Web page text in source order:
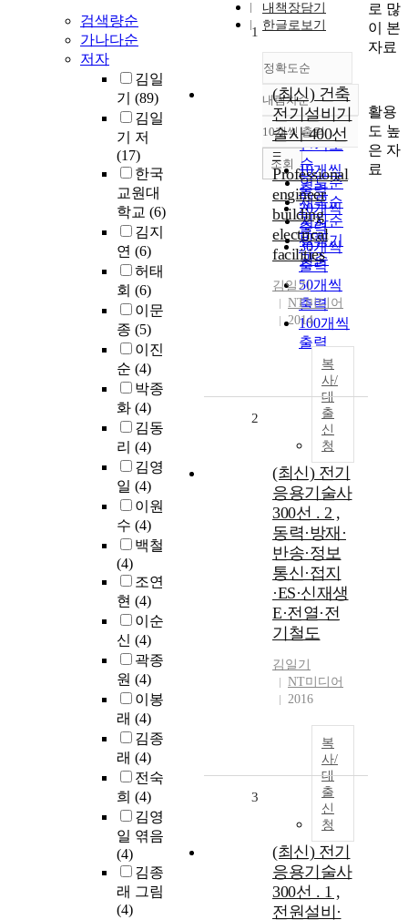
검색량순
가나다순
저자
김일
기 (89)
김일
기 저
(17)
한국
교원대
학교 (6)
김지
연 (6)
허태
회 (6)
이문
종 (5)
이진
순 (4)
박종
화 (4)
김동
리 (4)
김영
일 (4)
이원
수 (4)
백철
(4)
조연
현 (4)
이순
신 (4)
곽종
원 (4)
이봉
래 (4)
김종
래 (4)
전숙
희 (4)
김영
일 엮음
(4)
김종
래 그림
(4)
내책장담기
한글로보기
정확도순
정확도
순
인기도
순
연도순
제목순
저자순
발행기
관순
내림차순
내림차순
10개씩 출력
10개씩
출력
20개씩
출력
30개씩
출력
50개씩
출력
100개씩
출력
조회
1
(최신) 건축
전기설비기
술사 400선
=
Professional
engineer
building
electrical
facilities
김일기
NT미디어
2014
복
사/
대
출
신
청
2
(최신) 전기
응용기술사
300선 . 2 ,
동력·방재·
반송·정보
통신·접지
·ES·신재생
E·전열·전
기철도
김일기
NT미디어
2016
복
사/
대
출
신
청
3
(최신) 전기
응용기술사
300선 . 1 ,
전원설비·
로 많
이 본
자료
활용
도 높
은 자
료